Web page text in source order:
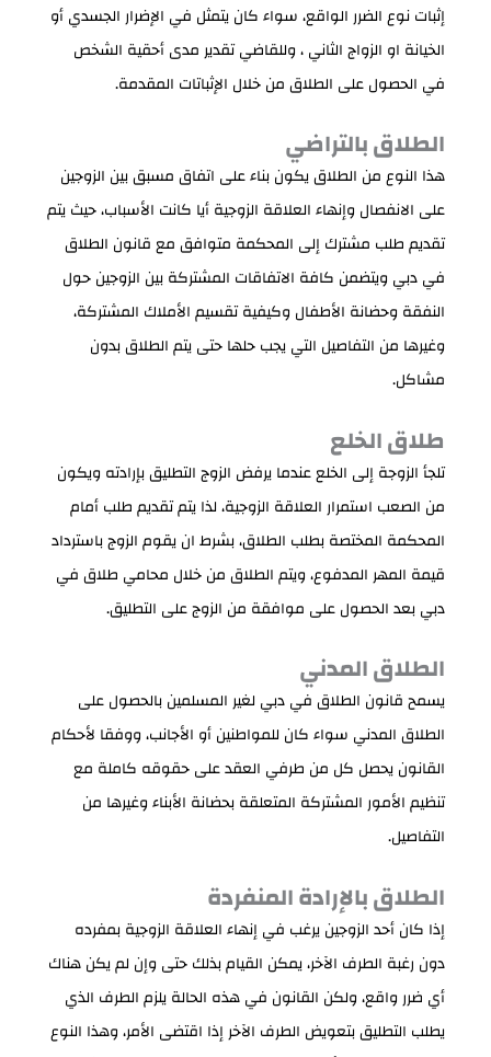
إثبات نوع الضرر الواقع، سواء كان يتمثل في الإضرار الجسدي أو
الخيانة او الزواج الثاني ، وللقاضي تقدير مدى أحقية الشخص
في الحصول على الطلاق من خلال الإثباتات المقدمة.
الطلاق بالتراضي
هذا النوع من الطلاق يكون بناء على اتفاق مسبق بين الزوجين
على الانفصال وإنهاء العلاقة الزوجية أيا كانت الأسباب، حيث يتم
تقديم طلب مشترك إلى المحكمة متوافق مع قانون الطلاق
في دبي ويتضمن كافة الاتفاقات المشتركة بين الزوجين حول
النفقة وحضانة الأطفال وكيفية تقسيم الأملاك المشتركة،
وغيرها من التفاصيل التي يجب حلها حتى يتم الطلاق بدون
مشاكل.
طلاق الخلع
تلجأ الزوجة إلى الخلع عندما يرفض الزوج التطليق بإرادته ويكون
من الصعب استمرار العلاقة الزوجية، لذا يتم تقديم طلب أمام
المحكمة المختصة بطلب الطلاق، بشرط ان يقوم الزوج باسترداد
قيمة المهر المدفوع، ويتم الطلاق من خلال محامي طلاق في
دبي بعد الحصول على موافقة من الزوج على التطليق.
الطلاق المدني
يسمح قانون الطلاق في دبي لغير المسلمين بالحصول على
الطلاق المدني سواء كان للمواطنين أو الأجانب، ووفقا لأحكام
القانون يحصل كل من طرفي العقد على حقوقه كاملة مع
تنظيم الأمور المشتركة المتعلقة بحضانة الأبناء وغيرها من
التفاصيل.
الطلاق بالإرادة المنفردة
إذا كان أحد الزوجين يرغب في إنهاء العلاقة الزوجية بمفرده
دون رغبة الطرف الآخر، يمكن القيام بذلك حتى وإن لم يكن هناك
أي ضرر واقع، ولكن القانون في هذه الحالة يلزم الطرف الذي
يطلب التطليق بتعويض الطرف الآخر إذا اقتضى الأمر، وهذا النوع